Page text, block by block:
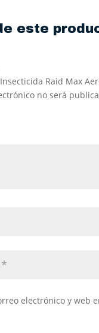
este
Raid Max
no será
electrónico y web